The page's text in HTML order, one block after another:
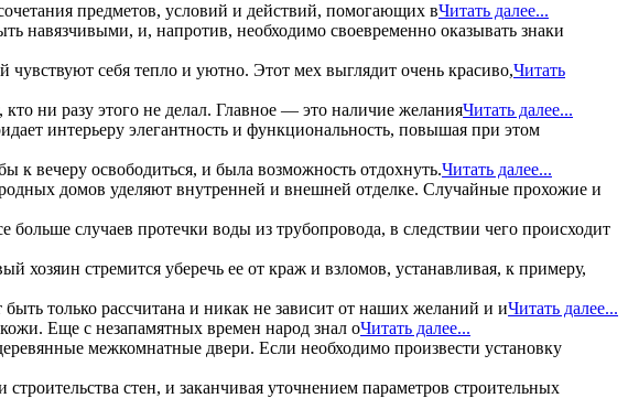
предметов, условий и действий, помогающих вЧитать далее...
навязчивыми, и, напротив, необходимо своевременно оказывать знаки
себя тепло и уютно. Этот мех выглядит очень красиво,Читать
ни разу этого не делал. Главное — это наличие желанияЧитать далее...
интерьеру элегантность и функциональность, повышая при этом
к вечеру освободиться, и была возможность отдохнуть.Читать далее...
домов уделяют внутренней и внешней отделке. Случайные прохожие и
случаев протечки воды из трубопровода, в следствии чего происходит
хозяин стремится уберечь ее от краж и взломов, устанавливая, к примеру,
только рассчитана и никак не зависит от наших желаний и иЧитать далее...
Еще с незапамятных времен народ знал оЧитать далее...
межкомнатные двери. Если необходимо произвести установку
стен, и заканчивая уточнением параметров строительных